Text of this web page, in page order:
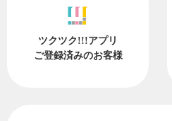
ツクツク!!!アプリ
ご登録済みのお客様